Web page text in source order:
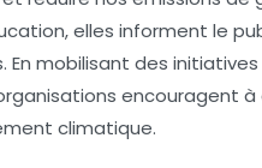
elles informent le
En mobilisant des
encouragent
climatique.